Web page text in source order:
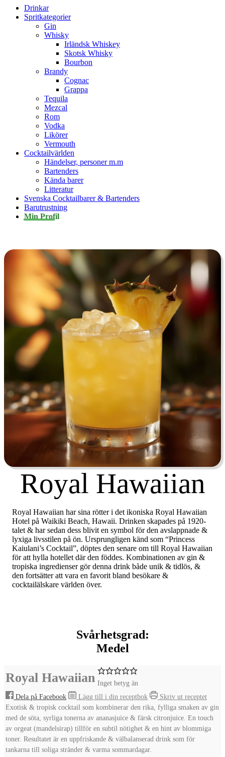
Drinkar
Spritkategorier
Gin
Whisky
Irländsk Whiskey
Skotsk Whisky
Bourbon
Brandy
Cognac
Grappa
Tequila
Mezcal
Rom
Vodka
Likörer
Vermouth
Cocktailvärlden
Händelser, personer m.m
Bartenders
Kända barer
Litteratur
Svenska Cocktailbarer & Bartenders
Barutrustning
Min Profil
Royal Hawaiian
Royal Hawaiian har sina rötter i det ikoniska Royal Hawaiian
Hotel på Waikiki Beach, Hawaii. Drinken skapades på 1920-
talet & har sedan dess blivit en symbol för den avslappnade &
lyxiga livsstilen på ön. Ursprungligen känd som “Princess
Kaiulani’s Cocktail”, döptes den senare om till Royal Hawaiian
för att hylla hotellet där den föddes. Kombinationen av gin &
tropiska ingredienser gör denna drink både unik & tidlös, &
den fortsätter att vara en favorit bland besökare &
cocktailälskare världen över.
Svårhetsgrad:
Medel
Royal Hawaiian Inget betyg än
Dela på Facebook
Lägg till i din receptbok
Skriv ut receptet
Exotisk & tropisk cocktail som kombinerar den rika, fylliga smaken av gin
med de söta, syrliga tonerna av ananasjuice & färsk citronjuice. En touch
av orgeat (mandelsirap) tillför en subtil nötighet & en hint av blommiga
toner. Resultatet är en uppfriskande & välbalanserad drink som för
tankarna till soliga stränder & varma sommardagar.